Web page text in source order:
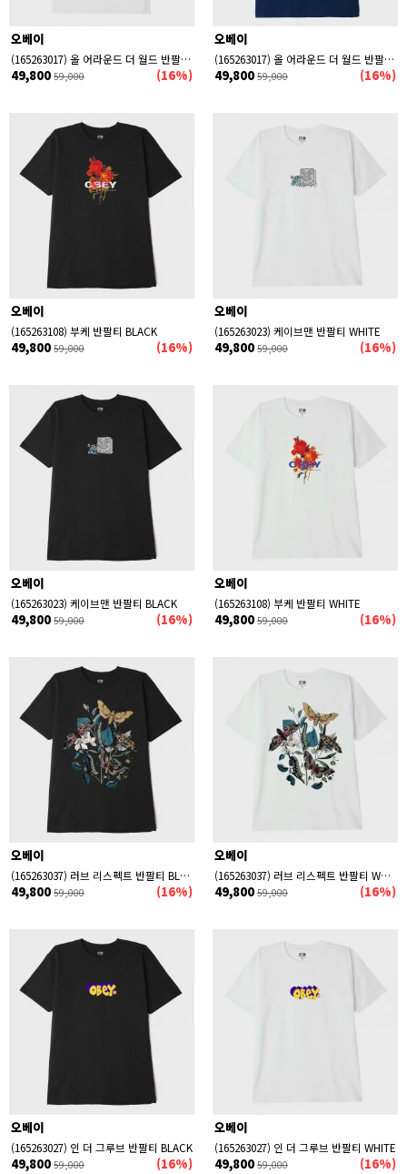
오베이
(165263017) 올 어라운드 더 월드 반팔티 WHITE
49,800 59,000 (16%)
오베이
(165263017) 올 어라운드 더 월드 반팔티 NAVY
49,800 59,000 (16%)
오베이
(165263108) 부케 반팔티 BLACK
49,800 59,000 (16%)
오베이
(165263023) 케이브맨 반팔티 WHITE
49,800 59,000 (16%)
오베이
(165263023) 케이브맨 반팔티 BLACK
49,800 59,000 (16%)
오베이
(165263108) 부케 반팔티 WHITE
49,800 59,000 (16%)
오베이
(165263037) 러브 리스펙트 반팔티 BLACK
49,800 59,000 (16%)
오베이
(165263037) 러브 리스펙트 반팔티 WHITE
49,800 59,000 (16%)
오베이
(165263027) 인 더 그루브 반팔티 BLACK
49,800 59,000 (16%)
오베이
(165263027) 인 더 그루브 반팔티 WHITE
49,800 59,000 (16%)